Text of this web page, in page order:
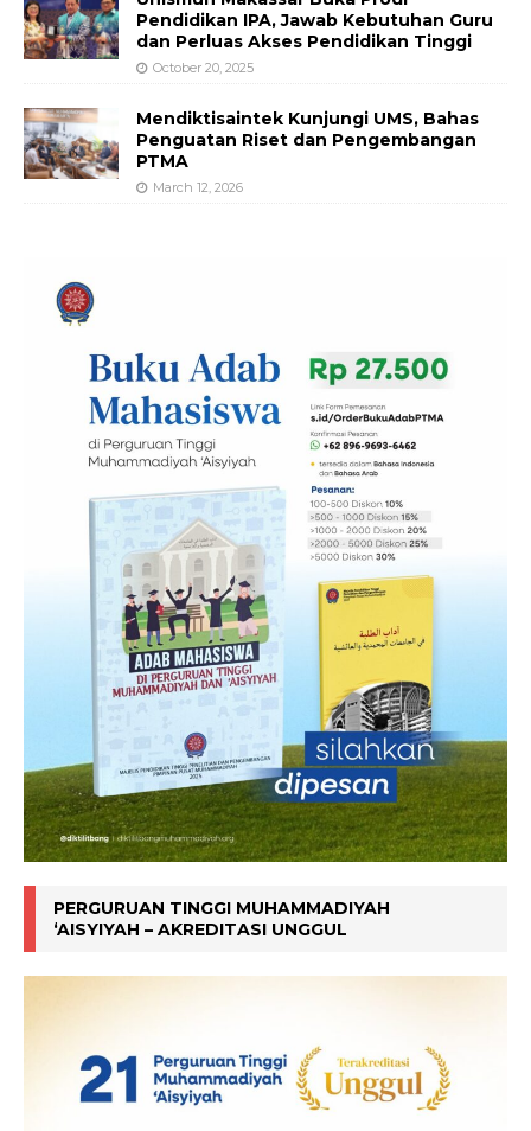
Pendidikan IPA, Jawab Kebutuhan Guru
dan Perluas Akses Pendidikan Tinggi
October 20, 2025
Mendiktisaintek Kunjungi UMS, Bahas
Penguatan Riset dan Pengembangan
PTMA
March 12, 2026
PERGURUAN TINGGI MUHAMMADIYAH
‘AISYIYAH – AKREDITASI UNGGUL